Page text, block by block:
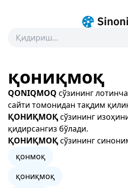
қониқмоқ
QONIQMOQ сўзининг
сайти томонидан тақдим
ҚОНИҚМОҚсўзининг
қидирсангиз бўлади.
ҚОНИҚМОҚсўзининг
қонмоқ
қониқмоқ